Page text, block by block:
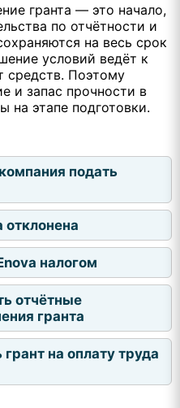
гранта — это начало,
по отчётности и
на весь срок
условий ведёт к
средств. Поэтому
и запас прочности в
на этапе подготовки.
подать
отклонена
налогом
отчётные
гранта
на оплату труда